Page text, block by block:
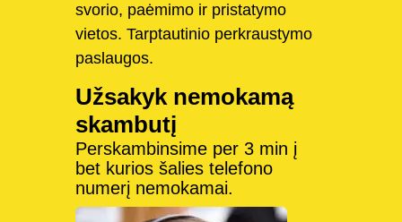
svorio, paėmimo ir pristatymo
vietos. Tarptautinio perkraustymo
paslaugos.
Užsakyk nemokamą
skambutį
Perskambinsime per 3 min į
bet kurios šalies telefono
numerį nemokamai.